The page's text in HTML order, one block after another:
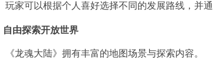
玩家可以根据个人喜好选择不同的发展路线，并
自由探索开放世界
《龙魂大陆》拥有丰富的地图场景与探索内容。